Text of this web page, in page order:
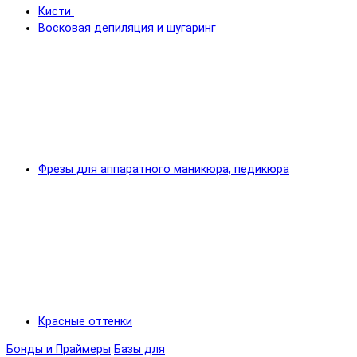
Кисти
Восковая депиляция и шугаринг
Фрезы для аппаратного маникюра, педикюра
Красные оттенки
Бонды и Праймеры Базы для